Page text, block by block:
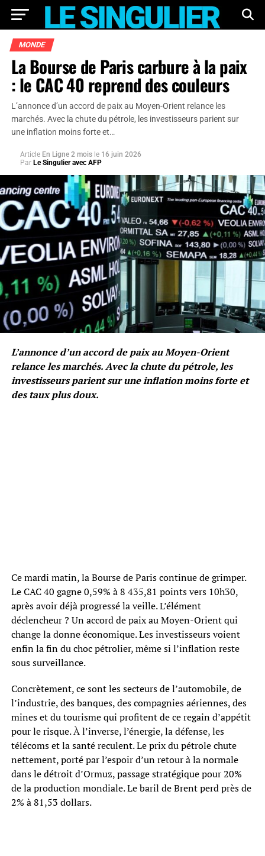
MONDE
La Bourse de Paris carbure à la paix
: le CAC 40 reprend des couleurs
L’annonce d’un accord de paix au Moyen-Orient relance les
marchés. Avec la chute du pétrole, les investisseurs parient sur
une inflation moins forte et…
Article En Ligne 2 mois le 16 juin 2026
Par Le Singulier avec AFP
L’annonce d’un accord de paix au Moyen-Orient
relance les marchés. Avec la chute du pétrole, les
investisseurs parient sur une inflation moins forte et
des taux plus doux.
Ce mardi matin, la Bourse de Paris continue de grimper.
Le CAC 40 gagne 0,59% à 8 435,81 points vers 10h30,
après avoir déjà progressé la veille. L’élément
déclencheur ? Un accord de paix au Moyen-Orient qui
change la donne économique. Les investisseurs voient
enfin la fin du choc pétrolier, même si l’inflation reste
sous surveillance.
Concrètement, ce sont les secteurs de l’automobile, de
l’industrie, des banques, des compagnies aériennes, des
mines et du tourisme qui profitent de ce regain d’appétit
pour le risque. À l’inverse, l’énergie, la défense, les
télécoms et la santé reculent. Le prix du pétrole chute
nettement, porté par l’espoir d’un retour à la normale
dans le détroit d’Ormuz, passage stratégique pour 20%
de la production mondiale. Le baril de Brent perd près de
2% à 81,53 dollars.